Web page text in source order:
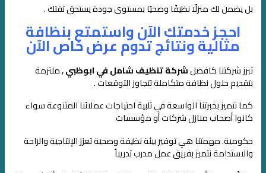
بل يضمن لك منزلًا نظيفًا وصحيًا بمستوى جودة يستحق ثقتك .
احجز خدمتك الآن واستمتع بنظافة
مثالية ونتائج تدوم عرض خاص الآن
تبرز شركتنا كافضلشركة تنظيف شامل في ابوظبي, ملتزمة
بتقديم حلول نظافة متكاملة تتجاوز التوقعات .
كما نتميز بخبرتنا الواسعة في تلبية احتياجات عملائنا المتنوعة سواء
كانوا أصحاب منازل شركاتأو مؤسسات
حكومية. مهمتنا هي توفير بيئة نظيفة وصحية تعزز الإنتاجية والراحة
والاستدامةنتميز بفريق عمل مدرب تدريباً